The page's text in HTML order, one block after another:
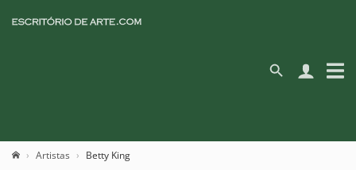
Artistas Betty King